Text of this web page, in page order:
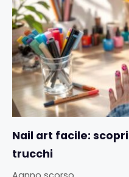
Nail art facile:
trucchi